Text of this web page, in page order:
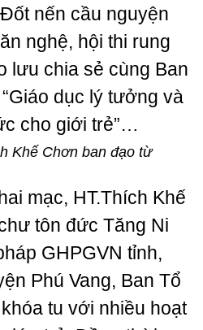
nến cầu nguyện
nghệ, hội thi rung
lưu chia sẻ cùng Ban
dục lý tưởng và
cho giới trẻ”…
Khế Chơn ban đạo từ
mạc, HT.Thích Khế
tôn đức Tăng Ni
GHPGVN tỉnh,
Phú Vang, Ban Tổ
tu với nhiều hoạt